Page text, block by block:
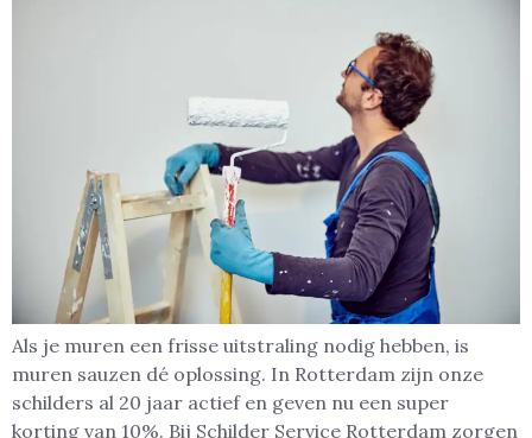
Als je muren een frisse uitstraling nodig hebben, is
muren sauzen dé oplossing. In Rotterdam zijn onze
schilders al 20 jaar actief en geven nu een super
korting van 10%. Bij Schilder Service Rotterdam zorgen